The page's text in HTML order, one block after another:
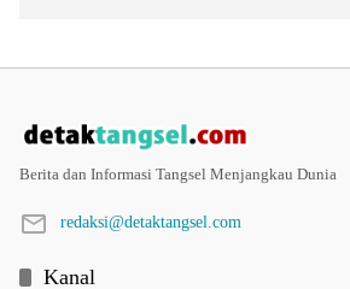
Berita dan Informasi Tangsel Menjangkau Dunia
redaksi@detaktangsel.com
Kanal